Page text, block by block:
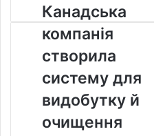
Канадська
компанія
створила
систему
для
видобутку
очищення
води
Канадська
компанія
створила
систему для
видобутку й
очищення